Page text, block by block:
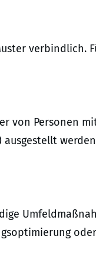
verbindlich.
von Personen
ausgestellt